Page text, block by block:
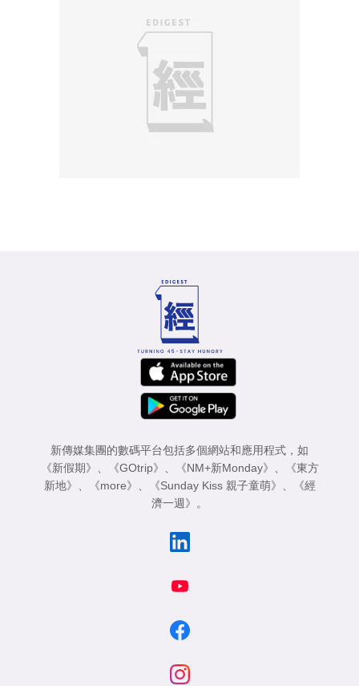
新傳媒集團的數碼平台包括多個網站和應用程式，如
《新假期》
《GOtrip》 《NM+新Monday》
《東方
新地》
《more》 《Sunday Kiss 親子童萌》
《經
濟一週》
。